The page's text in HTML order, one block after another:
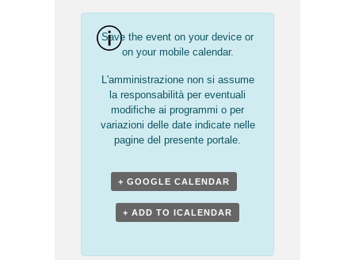
Save the event on your device or
on your mobile calendar.
L'amministrazione non si assume
la responsabilità per eventuali
modifiche ai programmi o per
variazioni delle date indicate nelle
pagine del presente portale.
+ GOOGLE CALENDAR
+ ADD TO ICALENDAR